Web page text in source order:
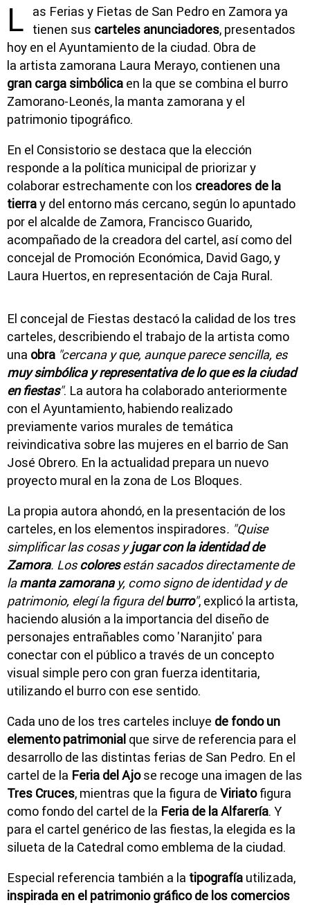
L
as Ferias y Fietas de San Pedro en Zamora ya
tienen sus carteles anunciadores, presentados
hoy en el Ayuntamiento de la ciudad. Obra de
la artista zamorana Laura Merayo, contienen una
gran carga simbólica en la que se combina el burro
Zamorano-Leonés, la manta zamorana y el
patrimonio tipográfico.
En el Consistorio se destaca que la elección
responde a la política municipal de priorizar y
colaborar estrechamente con los creadores de la
tierray del entorno más cercano, según lo apuntado
por el alcalde de Zamora, Francisco Guarido,
acompañado de la creadora del cartel, así como del
concejal de Promoción Económica, David Gago, y
Laura Huertos, en representación de Caja Rural.
El concejal de Fiestas destacó la calidad de los tres
carteles, describiendo el trabajo de la artista como
una obra "cercana y que, aunque parece sencilla, es
muy simbólica y representativa de lo que es la ciudad
en fiestas". La autora ha colaborado anteriormente
con el Ayuntamiento, habiendo realizado
previamente varios murales de temática
reivindicativa sobre las mujeres en el barrio de San
José Obrero. En la actualidad prepara un nuevo
proyecto mural en la zona de Los Bloques.
La propia autora ahondó, en la presentación de los
carteles, en los elementos inspiradores. "Quise
simplificar las cosas yjugar con la identidad de
Zamora. Loscoloresestán sacados directamente de
lamanta zamoranay, como signo de identidad y de
patrimonio, elegí la figura delburro", explicó la artista,
haciendo alusión a la importancia del diseño de
personajes entrañables como 'Naranjito' para
conectar con el público a través de un concepto
visual simple pero con gran fuerza identitaria,
utilizando el burro con ese sentido.
Cada uno de los tres carteles incluye de fondo un
elemento patrimonial que sirve de referencia para el
desarrollo de las distintas ferias de San Pedro. En el
cartel de la Feria del Ajose recoge una imagen de las
Tres Cruces, mientras que la figura de Viriatofigura
como fondo del cartel de la Feria de la Alfarería. Y
para el cartel genérico de las fiestas, la elegida es la
silueta de la Catedral como emblema de la ciudad.
Especial referencia también a la tipografía utilizada,
inspirada en el patrimonio gráfico de los comercios